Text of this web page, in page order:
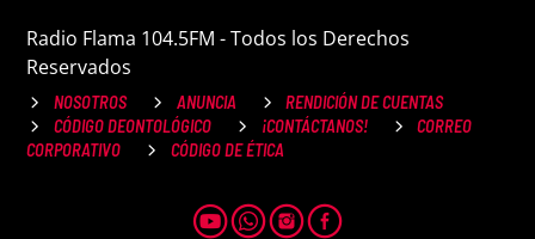
Radio Flama 104.5FM - Todos los Derechos
Reservados
NOSOTROS ANUNCIA
RENDICIÓN DE CUENTAS
CÓDIGO DEONTOLÓGICO
¡CONTÁCTANOS!
CORREO
CORPORATIVO
CÓDIGO DE ÉTICA